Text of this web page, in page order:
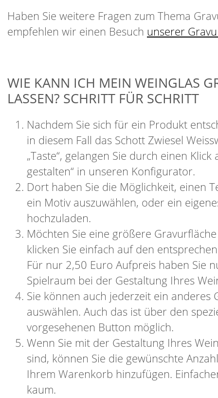
Haben Sie weitere Fragen zum Thema
empfehlen wir einen Besuch unserer
WIE KANN ICH MEIN WEINGLAS
LASSEN? SCHRITT FÜR SCHRITT
Nachdem Sie sich für ein Produkt
in diesem Fall das Schott Zwiesel
„Taste“, gelangen Sie durch einen Klick
gestalten“ in unseren Konfigurator.
Dort haben Sie die Möglichkeit, einen
ein Motiv auszuwählen, oder ein
hochzuladen.
Möchten Sie eine größere
klicken Sie einfach auf den
Für nur 2,50 Euro Aufpreis haben Sie
Spielraum bei der Gestaltung Ihres
Sie können auch jederzeit ein anderes
auswählen. Auch das ist über den
vorgesehenen Button möglich.
Wenn Sie mit der Gestaltung Ihres
sind, können Sie die gewünschte
Ihrem Warenkorb hinzufügen.
kaum.